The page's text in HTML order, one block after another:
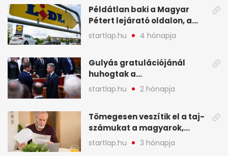
Példátlan baki a Magyar
Pétert lejárató oldalon, a
Lidlnek azonnal lépnie
kellett - A hét legfontosabb
startlap.hu 4 hónapja
Gulyás gratulációjánál
huhogtak a
leghangosabban, miután
Magyart miniszterelnökké
legfontosabb hírei
képekben
startlap.hu 2 hónapja
Tömegesen veszítik el a taj-
számukat a magyarok,
sokak ellen eljárást indít a
NAV - A hét hírei képekben
startlap.hu 3 hónapja